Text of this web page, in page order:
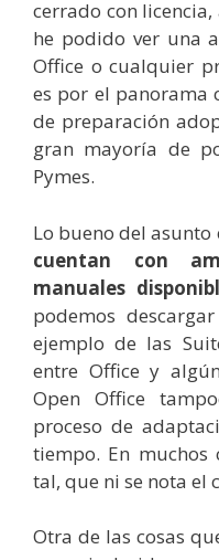
cerrado con
he podido ver una
Office o cualquier
es por el panorama
de preparación
gran mayoría de
Pymes.
Lo bueno del asunto
cuentan con
manuales
podemos
ejemplo de las
entre Office y
Open Office
proceso de
tiempo. En
tal, que ni se nota el
Otra de las cosas